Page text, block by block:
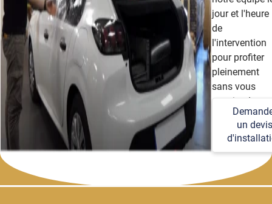
jour et l'heure
de
l'intervention
pour profiter
pleinement
sans vous
soucier des
détails
techniques et
logistiques.
un devis